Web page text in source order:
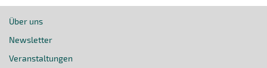
Über uns
Newsletter
Veranstaltungen